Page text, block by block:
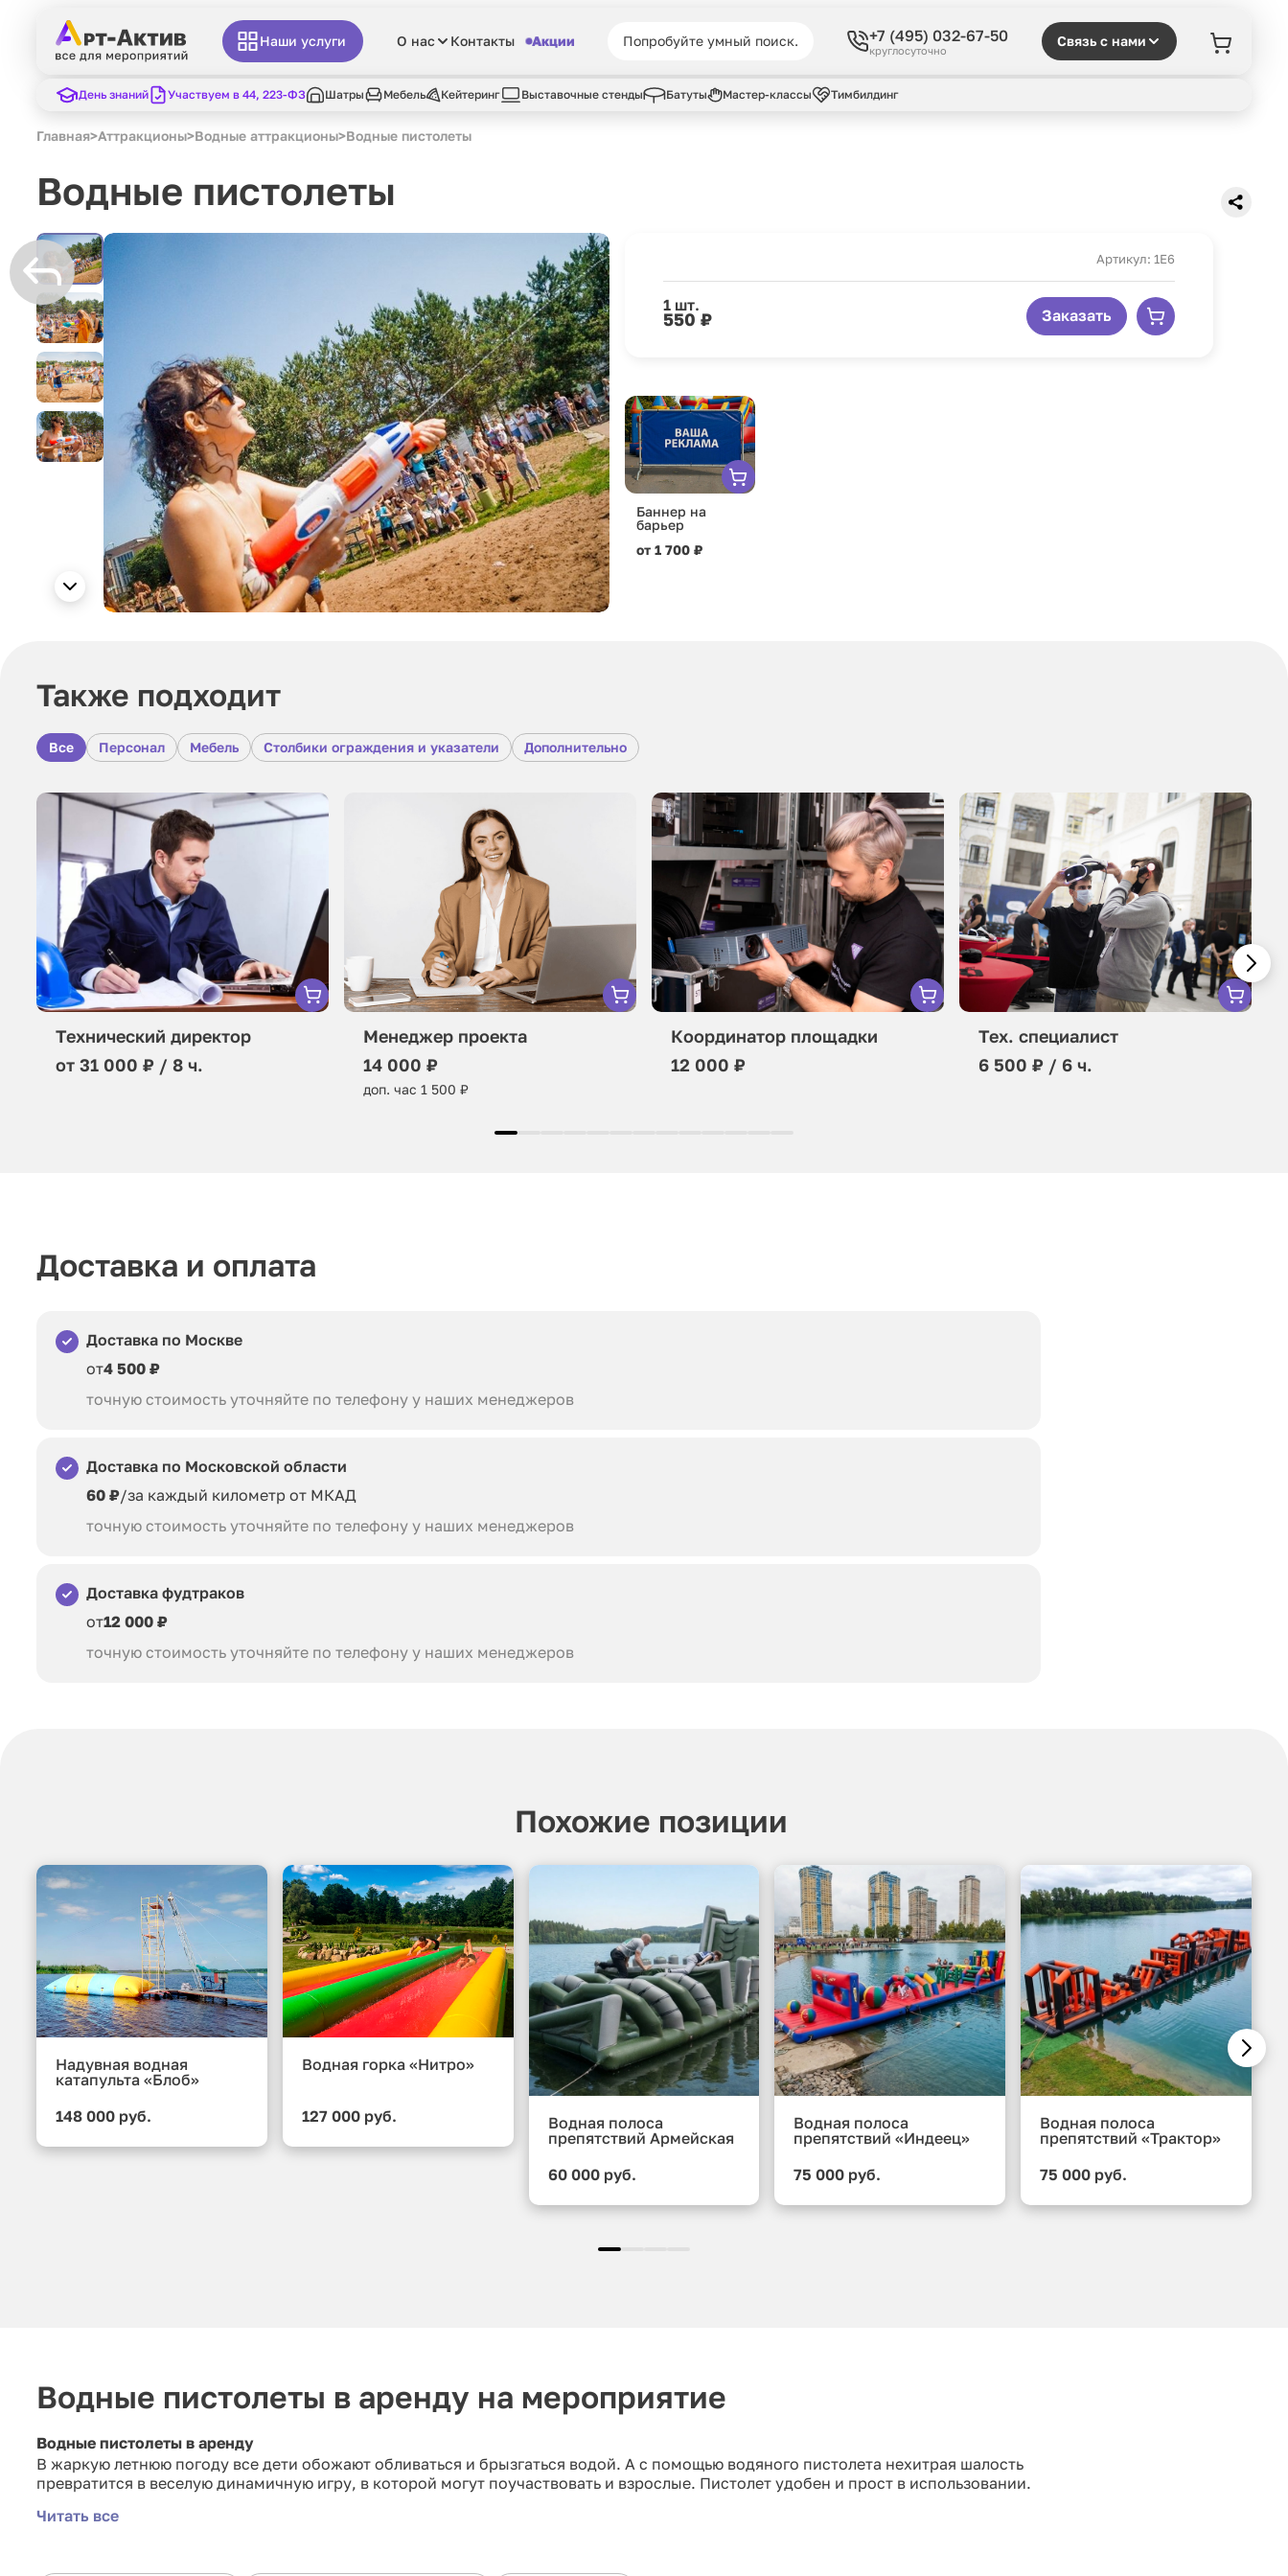
Наши услуги О нас Контакты Акции +7 (495) 032-67-50
круглосуточно
Связь с нами
День знаний Участвуем в 44, 223-ФЗ Шатры Мебель Кейтеринг Выставочные стенды Батуты Мастер-классы Тимбилдинг
Главная>Аттракционы>Водные аттракционы>Водные пистолеты
Водные пистолеты
Артикул: 1E6
1 шт.
550 ₽ Заказать
Баннер на
барьер
от 1 700 ₽
Также подходит
Все Персонал Мебель Столбики ограждения и указатели Дополнительно
Технический директор
от 31 000 ₽ / 8 ч.
Менеджер проекта
14 000 ₽
доп. час 1 500 ₽
Координатор площадки
12 000 ₽
Тех. специалист
6 500 ₽ / 6 ч.
Доставка и оплата
Доставка по Москве
от4 500 ₽
точную стоимость уточняйте по телефону у наших менеджеров
Доставка по Московской области
60 ₽/за каждый километр от МКАД
точную стоимость уточняйте по телефону у наших менеджеров
Доставка фудтраков
от12 000 ₽
точную стоимость уточняйте по телефону у наших менеджеров
Похожие позиции
Надувная водная
катапульта «Блоб»
148 000 руб.
Водная горка «Нитро»
127 000 руб.
Водная полоса
препятствий Армейская
60 000 руб.
Водная полоса
препятствий «Индеец»
75 000 руб.
Водная полоса
препятствий «Трактор»
75 000 руб.
Водные пистолеты в аренду на мероприятие
Водные пистолеты в аренду
В жаркую летнюю погоду все дети обожают обливаться и брызгаться водой. А с помощью водяного пистолета нехитрая шалость
превратится в веселую динамичную игру, в которой могут поучаствовать и взрослые. Пистолет удобен и прост в использовании.
Читать все